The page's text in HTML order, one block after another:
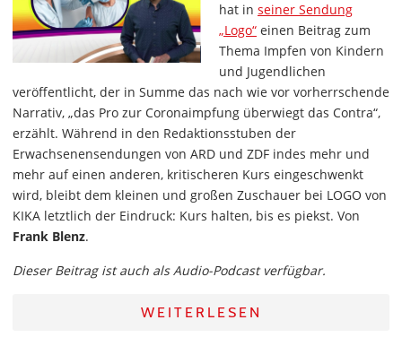
hat in seiner Sendung
„Logo“ einen Beitrag zum
Thema Impfen von Kindern
und Jugendlichen
veröffentlicht, der in Summe das nach wie vor vorherrschende
Narrativ, „das Pro zur Coronaimpfung überwiegt das Contra“,
erzählt. Während in den Redaktionsstuben der
Erwachsenensendungen von ARD und ZDF indes mehr und
mehr auf einen anderen, kritischeren Kurs eingeschwenkt
wird, bleibt dem kleinen und großen Zuschauer bei LOGO von
KIKA letztlich der Eindruck: Kurs halten, bis es piekst. Von
Frank Blenz.
Dieser Beitrag ist auch als Audio-Podcast verfügbar.
WEITERLESEN